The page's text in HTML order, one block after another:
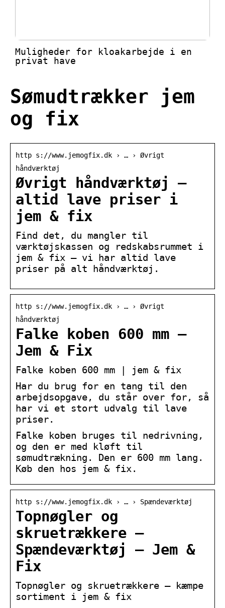
Muligheder for kloakarbejde i en
privat have
Sømudtrækker jem
og fix
http s://www.jemogfix.dk › … › Øvrigt
håndværktøj
Øvrigt håndværktøj –
altid lave priser i
jem & fix
Find det, du mangler til
værktøjskassen og redskabsrummet i
jem & fix – vi har altid lave
priser på alt håndværktøj.
http s://www.jemogfix.dk › … › Øvrigt
håndværktøj
Falke koben 600 mm –
Jem & Fix
Falke koben 600 mm | jem & fix
Har du brug for en tang til den
arbejdsopgave, du står over for, så
har vi et stort udvalg til lave
priser.
Falke koben bruges til nedrivning,
og den er med kløft til
sømudtrækning. Den er 600 mm lang.
Køb den hos jem & fix.
http s://www.jemogfix.dk › … › Spændeværktøj
Topnøgler og
skruetrækkere –
Spændeværktøj – Jem &
Fix
Topnøgler og skruetrækkere – kæmpe
sortiment i jem & fix